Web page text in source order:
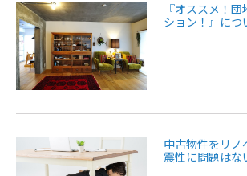
『オススメ！
ション！』につ
中古物件をリノ
震性に問題はな